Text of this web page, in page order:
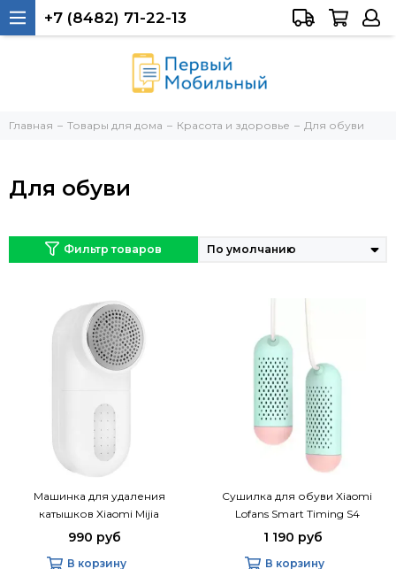
Тольятти, 40 лет Победы, 34а
+7 (8482) 71-22-13
Главная Товары для дома Красота и здоровье Для обуви
Для обуви
Фильтр товаров
Машинка для удаления
катышков Xiaomi Mijia
MQXJQ01KL
990 руб
В корзину
Сушилка для обуви Xiaomi
Lofans Smart Timing S4
1 190 руб
В корзину